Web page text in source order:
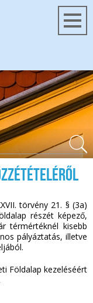
törvény 21. § (3a)
részét képező,
térmértéknél kisebb
pályáztatás, illetve
Földalap kezeléséért